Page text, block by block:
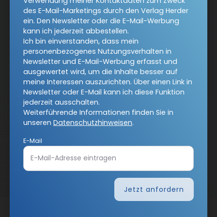
Vertrag widerrufen
Abo online kündigen
Nach oben
des E-Mail-Marketings durch den Verlag Herder
ein. Den Newsletter oder die E-Mail-Werbung
kann ich jederzeit abbestellen.
Ich bin einverstanden, dass mein
personenbezogenes Nutzungsverhalten in
Newsletter und E-Mail-Werbung erfasst und
ausgewertet wird, um die Inhalte besser auf
meine Interessen auszurichten. Über einen Link in
Newsletter oder E-Mail kann ich diese Funktion
jederzeit ausschalten.
Weiterführende Informationen finden Sie in
unseren Datenschutzhinweisen.
E-Mail
Jetzt anfordern